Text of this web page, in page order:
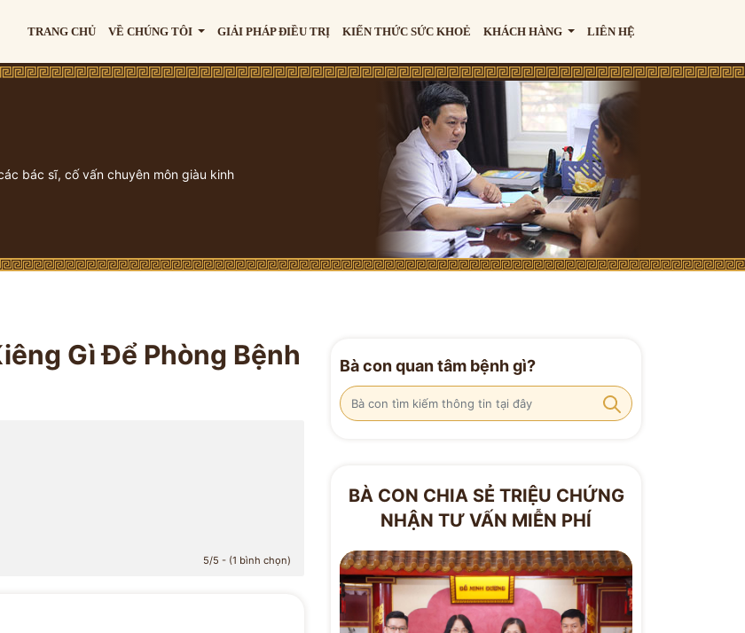
TRANG CHỦ VỀ CHÚNG TÔI GIẢI PHÁP ĐIỀU TRỊ KIẾN THỨC SỨC KHOẺ KHÁCH HÀNG LIÊN HỆ
bác sĩ, cố vấn chuyên môn giàu kinh
Gì Để Phòng Bệnh
5/5 - (1 bình chọn)
Bà con quan tâm bệnh gì?
BÀ CON CHIA SẺ TRIỆU CHỨNG
NHẬN TƯ VẤN MIỄN PHÍ